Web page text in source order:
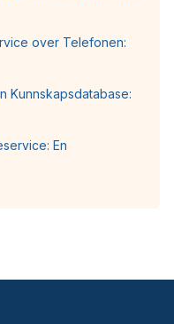
over Telefonen:
Kunnskapsdatabase:
En